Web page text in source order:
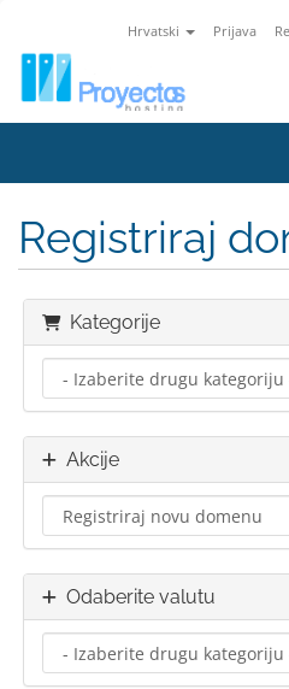
Hrvatski Prijava
Registriraj
Kategorije
Akcije
Odaberite valutu